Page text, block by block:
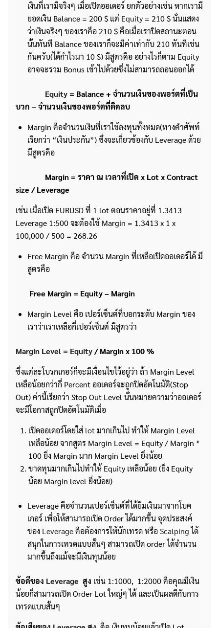
เงินที่เรามีจริงๆ เมื่อเปิดออเดอร์ ยกตัวอย่างเช่น หากเรามี
ยอดเงิน Balance = 200 $ แต่ Equity = 210 $ นั่นแสดง
ว่าเงินจริงๆ ของเราคือ 210 $ คือเมื่อเราปิดสถานะตอน
นั้นทันที Balance ของเราก็จะมีค่าเท่ากับ 210 ทันทีเช่น
กันครับ(ได้กำไรมา 10 $) มีสูตรคือ อย่างไรก็ตาม Equity
อาจจะรวม Bonus เข้าไปด้วยซึ่งไม่สามารถถอนออกได้
Equity= Balance + จำนวนเงินของพอร์ตที่เป็น
บวก – จำนวนเงินของพอร์ตที่ติดลบ
Margin คือจำนวนเงินที่เราใช้ลงทุนทั้งหมด(ทางคำศัพท์
เรียกว่า “เงินประกัน”) ซึ่งจะเกี่ยวข้องกับ Leverage ด้วย
มีสูตรคือ
Margin= ราคา ณ เวลาที่เปิด x Lot x Contract
size / Leverage
เช่น เมื่อเปิด EURUSD ที่ 1 lot ตอนราคาอยู่ที่ 1.3413
Leverage 1:500 จะต้องใช้ Margin = 1.3413 x 1 x
100,000 / 500 = 268.26
Free Margin คือ จำนวน Margin ที่เหลือเปิดออเดอร์ได้ มี
สูตรคือ
Free Margin = Equity – Margin
Margin Level คือ เปอร์เซ็นต์ที่บอกระดับ Margin ของ
เราว่าเราเหลือกี่เปอร์เซ็นต์ มีสูตรว่า
Margin Level= Equity/ Margin x 100 %
ซึ่งแต่ละโบรกเกอร์ก็จะมีเงื่อนไขไว้อยู่ว่า ถ้า Margin Level
เหลือน้อยกว่ากี่ Percent ออเดอร์จะถูกปิดอัตโนมัติ(Stop
Out) ค่านี้เรียกว่า Stop Out Level นั่นหมายความว่าออเดอร์
จะมีโอกาสถูกปิดอัตโนมัติเมื่อ
เปิดออเดอร์โดยใส่ lotมากเกินไป ทำให้ Margin Level
เหลือน้อย จากสูตร Margin Level = Equity / Margin *
100 ยิ่ง Margin มาก Margin Level ยิ่งน้อย
ขาดทุนมากเกินไปทำให้ Equity เหลือน้อย (ยิ่ง Equity
น้อย Margin level ยิ่งน้อย)
Leverage คือจำนวนเปอร์เซ็นต์ที่ได้ยืมเงินมาจากโบค
เกอร์ เพื่อให้สามารถเปิด Order ได้มากขึ้น จุดประสงค์
ของ Leverageคือต้องการให้นักเทรด หรือScalpingได้
สนุกในการเทรดแบบสั้นๆ สามารถเปิด order ได้จำนวน
มากขึ้นถึงแม้จะมีเงินทุนน้อย
ข้อดีของ Leverage สูง เช่น 1:1000, 1:2000 คือคุณมีเงิน
น้อยก็สามารถเปิด Order Lot ใหญ่ๆ ได้ และเป็นผลดีกับการ
เทรดแบบสั้นๆ